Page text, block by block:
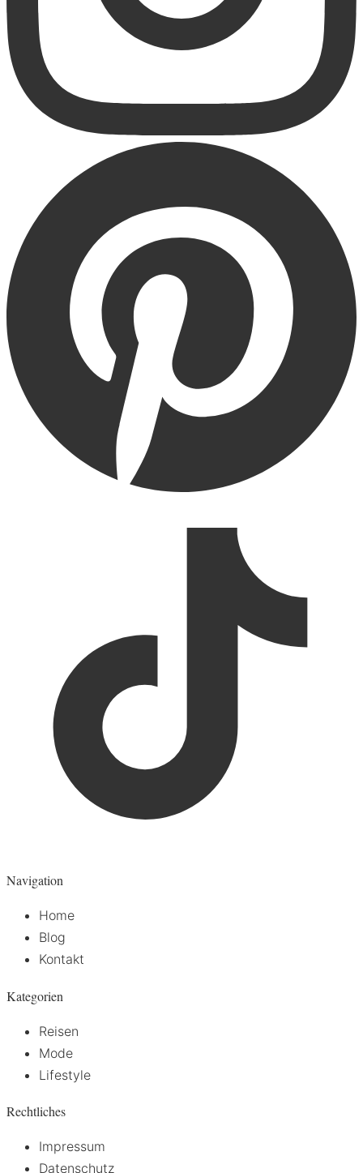
Navigation
Home
Blog
Kontakt
Kategorien
Reisen
Mode
Lifestyle
Rechtliches
Impressum
Datenschutz